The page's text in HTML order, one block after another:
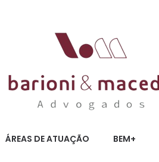
ÁREAS DE ATUAÇÃO BEM+